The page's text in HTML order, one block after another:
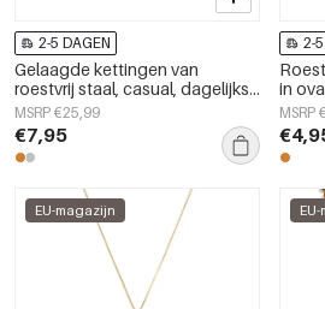
2-5 DAGEN
Gelaagde kettingen van
roestvrij staal, casual, dagelijks
gebruik, eenvoudige serie,
damessieraden
MSRP €25,99
€7,95
2-
in
MSRP
EU-magazijn